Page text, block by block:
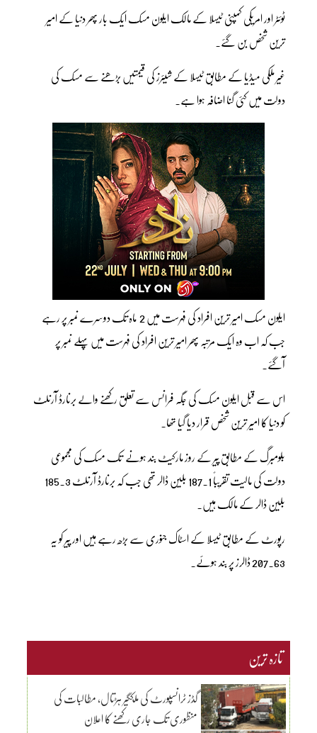
ٹوئٹر اور امریکی کمپنی ٹیسلا کے مالک ایلون مسک ایک بار پھر دنیا کے امیر
ترین شخص بن گئے۔
غیر ملکی میڈیا کے مطابق ٹیسلا کے شیئرز کی قیمتیں بڑھنے سے مسک کی
دولت میں کئی گنا اضافہ ہوا ہے۔
ایلون مسک امیر ترین افراد کی فہرست میں 2 ماہ تک دوسرے نمبر پر رہے
جب کہ اب وہ ایک مرتبہ پھر امیر ترین افراد کی فہرست میں پہلے نمبر پر
آگئے۔
اس سے قبل ایلون مسک کی جگہ فرانس سے تعلق رکھنے والے برنارڈ آرنلٹ
کو دنیا کا امیر ترین شخص قرار دیا گیا تھا۔
بلومبرگ کے مطابق پیر کے روز مارکیٹ بند ہونے تک مسک کی مجموعی
دولت کی مالیت تقریباً 187.1 بلین ڈالر تھی جب کہ برنارڈ آرنلٹ 185.3
بلین ڈالر کے مالک ہیں۔
رپورٹ کے مطابق ٹیسلا کے اسٹاک جنوری سے بڑھ رہے ہیں اور پیر کو یہ
207.63 ڈالرز پر بند ہوئے۔
تازہ ترین
گڈز ٹرانسپورٹ کی ملکگیر ہڑتال، مطالبات کی
منظوری تک جاری رکھنے کا اعلان